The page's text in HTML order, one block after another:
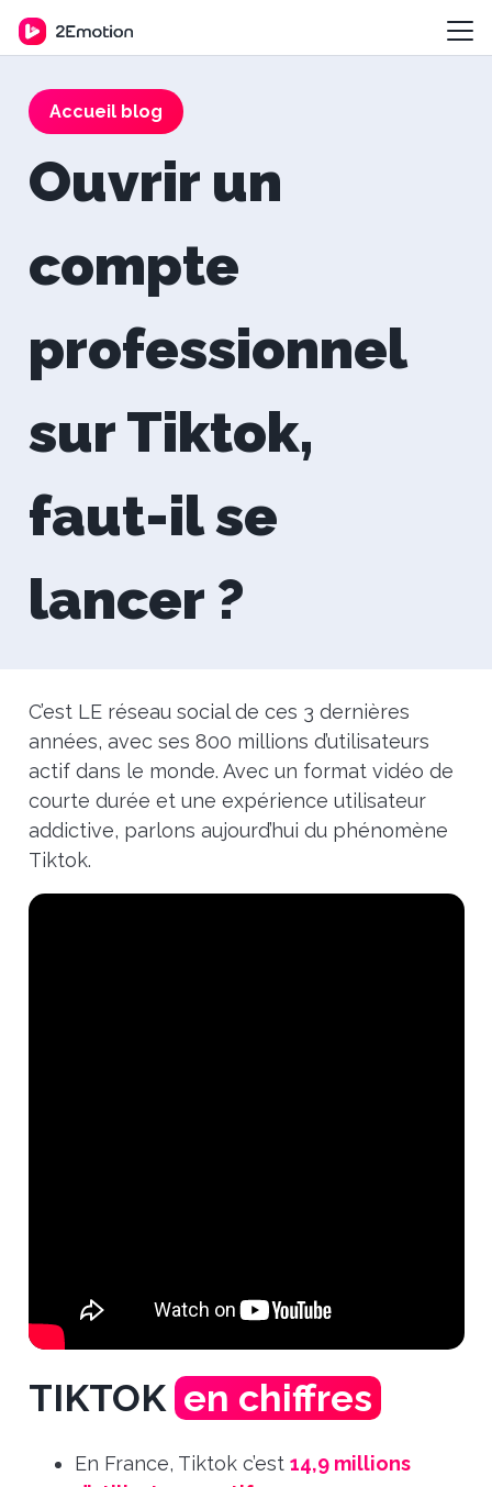
Accueil blog
Ouvrir un
compte
professionnel
sur Tiktok,
faut-il se
lancer ?
C’est LE réseau social de ces 3 dernières
années, avec ses 800 millions d’utilisateurs
actif dans le monde. Avec un format vidéo de
courte durée et une expérience utilisateur
addictive, parlons aujourd’hui du phénomène
Tiktok.
TIKTOKen chiffres
En France, Tiktok c’est 14,9 millions